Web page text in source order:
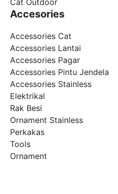
Cat Outdoor
Accesories
Accessories Cat
Accessories Lantai
Accessories Pagar
Accessories Pintu Jendela
Accessories Stainless
Elektrikal
Rak Besi
Ornament Stainless
Perkakas
Tools
Ornament